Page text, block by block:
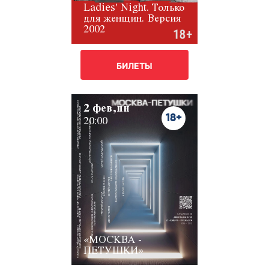
Ladies' Night. Только
для женщин. Версия
2002
БИЛЕТЫ
2 фев,пн
20:00 18+
«МОСКВА -
ПЕТУШКИ»